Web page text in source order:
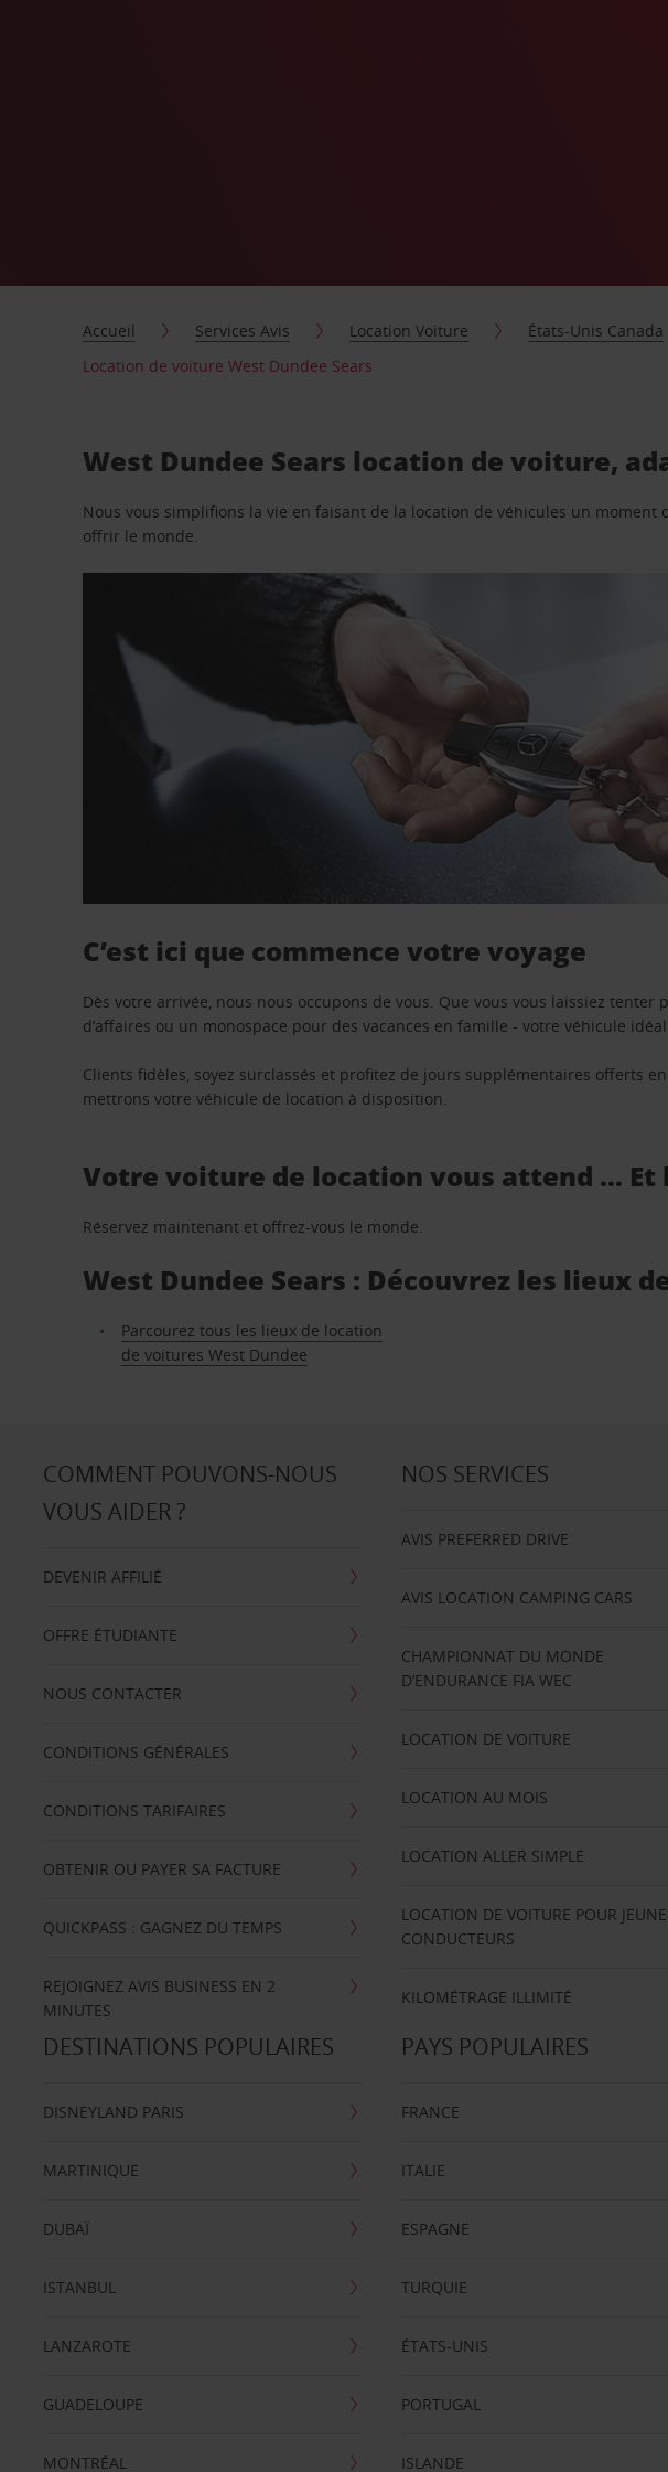
Accueil Services Avis Location Voiture États-Unis Canada
Location de voiture West Dundee Sears
West Dundee Sears location de voiture,
Nous vous simplifions la vie en faisant de la location de véhicules un
offrir le monde.
C’est ici que commence votre voyage
Dès votre arrivée, nous nous occupons de vous. Que vous vous laissiez
d’affaires ou un monospace pour des vacances en famille - votre véhicule
Clients fidèles, soyez surclassés et profitez de jours supplémentaires offerts
mettrons votre véhicule de location à disposition.
Votre voiture de location vous attend … Et
Réservez maintenant et offrez-vous le monde.
West Dundee Sears : Découvrez les lieux
Parcourez tous les lieux de location
de voitures West Dundee
COMMENT POUVONS-NOUS
VOUS AIDER ?
DEVENIR AFFILIÉ
OFFRE ÉTUDIANTE
NOUS CONTACTER
CONDITIONS GÉNÉRALES
CONDITIONS TARIFAIRES
OBTENIR OU PAYER SA FACTURE
QUICKPASS : GAGNEZ DU TEMPS
REJOIGNEZ AVIS BUSINESS EN 2
MINUTES
NOS SERVICES
AVIS PREFERRED DRIVE
AVIS LOCATION CAMPING CARS
CHAMPIONNAT DU MONDE
D’ENDURANCE FIA WEC
LOCATION DE VOITURE
LOCATION AU MOIS
LOCATION ALLER SIMPLE
LOCATION DE VOITURE POUR
CONDUCTEURS
KILOMÉTRAGE ILLIMITÉ
DESTINATIONS POPULAIRES
DISNEYLAND PARIS
MARTINIQUE
DUBAÏ
ISTANBUL
LANZAROTE
GUADELOUPE
MONTRÉAL
PAYS POPULAIRES
FRANCE
ITALIE
ESPAGNE
TURQUIE
ÉTATS-UNIS
PORTUGAL
ISLANDE